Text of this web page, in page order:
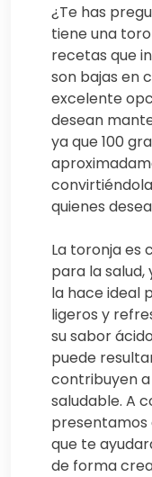
¿Te has
tiene una
recetas que
son bajas en
excelente
desean
ya que 100
quienes
La toronja es
para la
la hace ideal
ligeros y
su sabor
puede
contribuyen
saludable. A
presentamos
que te
de forma